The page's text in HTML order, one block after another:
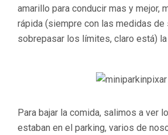
amarillo para conducir mas y mejor,
rápida (siempre con las medidas de
sobrepasar los límites, claro está)
Para bajar la comida, salimos a ver
estaban en el parking, varios de